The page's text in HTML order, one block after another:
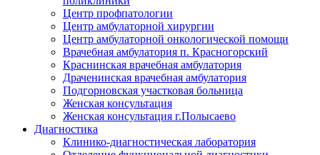
Центр профпатологии
Центр амбулаторной хирургии
Центр амбулаторной онкологической помощи
Врачебная амбулатория п. Красногорский
Краснинская врачебная амбулатория
Драченинская врачебная амбулатория
Подгорновская участковая больница
Женская консультация
Женская консультация г.Полысаево
Диагностика
Клинико-диагностическая лаборатория